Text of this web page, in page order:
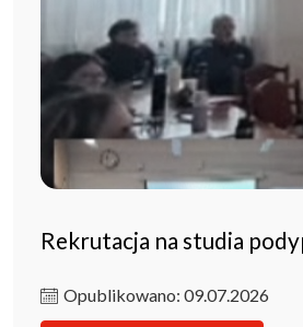
Rekrutacja na studia
Opublikowano: 09.07.2026